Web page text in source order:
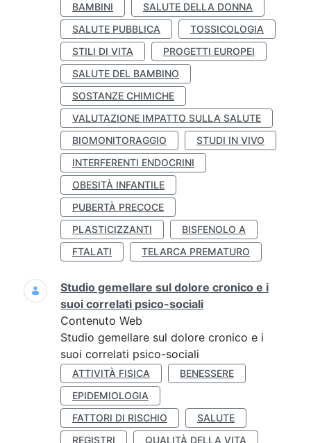
BAMBINI
SALUTE DELLA DONNA
SALUTE PUBBLICA
TOSSICOLOGIA
STILI DI VITA
PROGETTI EUROPEI
SALUTE DEL BAMBINO
SOSTANZE CHIMICHE
VALUTAZIONE IMPATTO SULLA SALUTE
BIOMONITORAGGIO
STUDI IN VIVO
INTERFERENTI ENDOCRINI
OBESITÀ INFANTILE
PUBERTÀ PRECOCE
PLASTICIZZANTI
BISFENOLO A
FTALATI
TELARCA PREMATURO
Studio gemellare sul dolore cronico e i
suoi correlati psico-sociali
Contenuto Web
Studio gemellare sul dolore cronico e i
suoi correlati psico-sociali
ATTIVITÀ FISICA
BENESSERE
EPIDEMIOLOGIA
FATTORI DI RISCHIO
SALUTE
REGISTRI
QUALITÀ DELLA VITA